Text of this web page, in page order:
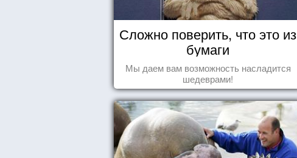
Сложно поверить, что это из
бумаги
Мы даем вам возможность насладится
шедеврами!